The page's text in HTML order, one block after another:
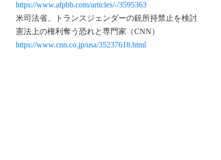
https://www.afpbb.com/articles/-/3595363
米司法省、トランスジェンダーの銃所持禁止を検討
憲法上の権利奪う恐れと専門家（CNN）
https://www.cnn.co.jp/usa/35237618.html